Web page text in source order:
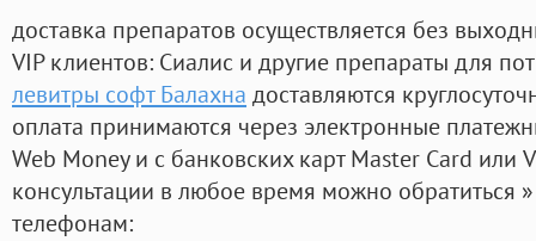
доставка препаратов осуществляется без
VIP клиентов: Сиалис и другие препараты для
левитры софт Балахна доставляются
оплата принимаются через электронные
Web Money и с банковских карт Master Card или
консультации в любое время можно обратиться
телефонам: